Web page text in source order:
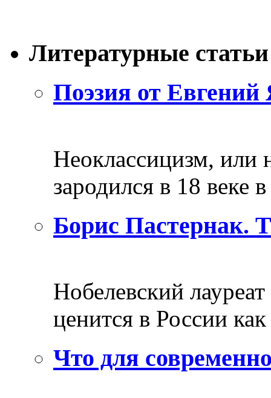
Литературные статьи
Поэзия от Евгений
Неоклассицизм, или
зародился в 18 веке
Борис Пастернак.
Нобелевский
ценится в России
Что для